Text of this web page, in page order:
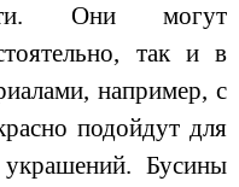
Они могут
так и в
например, с
подойдут для
украшений. Бусины